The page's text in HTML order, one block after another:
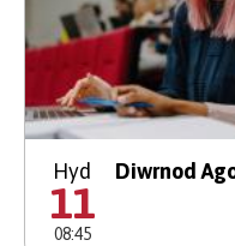
Hyd
11
08:45
Diwrnod